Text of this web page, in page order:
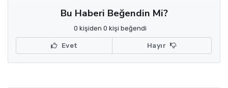
Bu Haberi Beğendin Mi?
0 kişiden 0 kişi beğendi
Evet Hayır